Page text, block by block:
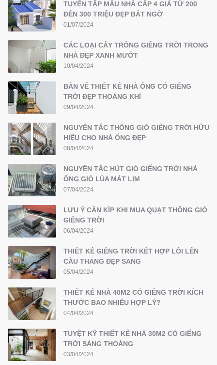
TUYỂN TẬP MẪU NHÀ CẤP 4 GIÁ TỪ 200
ĐẾN 300 TRIỆU ĐẸP BẤT NGỜ
01/07/2024
CÁC LOẠI CÂY TRỒNG GIẾNG TRỜI TRONG
NHÀ ĐẸP XANH MƯỚT
10/04/2024
BẢN VẼ THIẾT KẾ NHÀ ỐNG CÓ GIẾNG
TRỜI ĐẸP THOÁNG KHÍ
09/04/2024
NGUYÊN TẮC THÔNG GIÓ GIẾNG TRỜI HỮU
HIỆU CHO NHÀ ỐNG ĐẸP
08/04/2024
NGUYÊN TẮC HÚT GIÓ GIẾNG TRỜI NHÀ
ỐNG GIÓ LÙA MÁT LỊM
07/04/2024
LƯU Ý CẦN KÍP KHI MUA QUẠT THÔNG GIÓ
GIẾNG TRỜI
06/04/2024
THIẾT KẾ GIẾNG TRỜI KẾT HỢP LỐI LÊN
CẦU THANG ĐẸP SANG
05/04/2024
THIẾT KẾ NHÀ 40M2 CÓ GIẾNG TRỜI KÍCH
THƯỚC BAO NHIÊU HỢP LÝ?
04/04/2024
TUYỆT KỸ THIẾT KẾ NHÀ 30M2 CÓ GIẾNG
TRỜI SÁNG THOÁNG
03/04/2024